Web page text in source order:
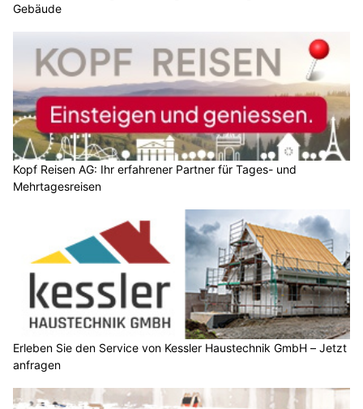
Gebäude
Kopf Reisen AG: Ihr erfahrener Partner für Tages- und
Mehrtagesreisen
Erleben Sie den Service von Kessler Haustechnik GmbH – Jetzt
anfragen